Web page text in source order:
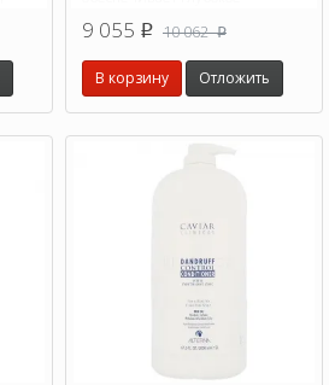
объема волос, красивый,
сияющий блеск и комплексный
уход.
9 055 p 10 062 p
В корзину Отложить